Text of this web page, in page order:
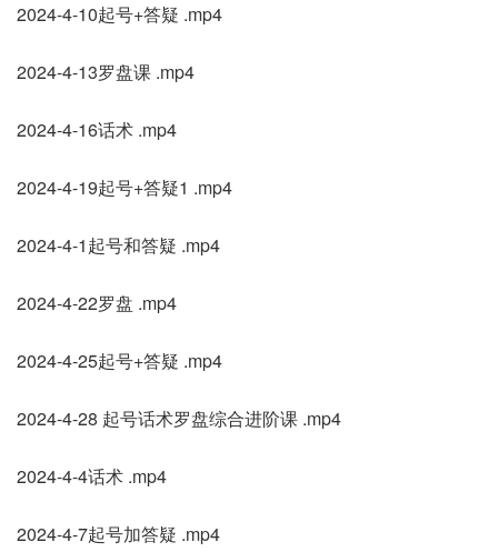
2024-4-10起号+答疑 .mp4
2024-4-13罗盘课 .mp4
2024-4-16话术 .mp4
2024-4-19起号+答疑1 .mp4
2024-4-1起号和答疑 .mp4
2024-4-22罗盘 .mp4
2024-4-25起号+答疑 .mp4
2024-4-28 起号话术罗盘综合进阶课 .mp4
2024-4-4话术 .mp4
2024-4-7起号加答疑 .mp4